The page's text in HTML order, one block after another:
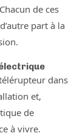
de ces
part à la
dans
et,
de
à vivre.